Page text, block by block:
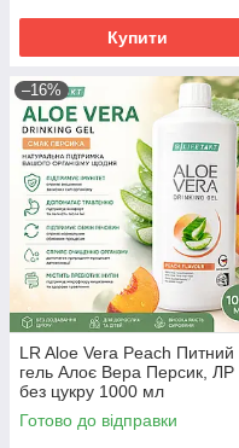
Купити
–16%
LR Aloe Vera Peach Питний
гель Алоє Вера Персик, ЛР
без цукру 1000 мл
Готово до відправки